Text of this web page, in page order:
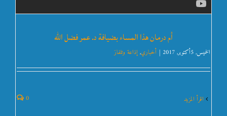
أم درمان هذا المساء بضيافة د. عمر فضل الله
الخميس, 5أكتوبر, 2017 | أخباري,إذاعة وتلفاز
0